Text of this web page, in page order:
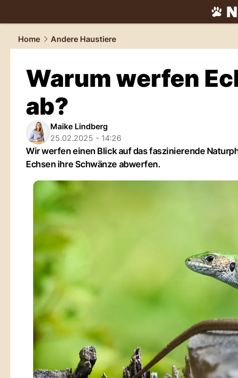
tiere.NAU.ch
Home
Andere Haustiere
Warum werfen
ab?
Maike Lindberg
25.02.2025 - 14:26
Wir werfen einen Blick auf das faszinierende
Echsen ihre Schwänze abwerfen.